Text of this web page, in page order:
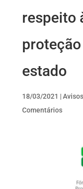
respeito
estado
18/03/2021 |Avisos
Comentários